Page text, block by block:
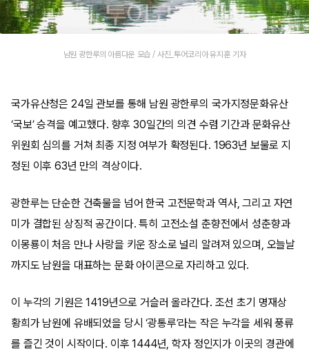
남원 광한루의 아름다운 모습 / 사진_투어코리아 유지훈 기자
국가유산청은 24일 관보를 통해 남원 광한루의 국가지정문화유산
‘국보’ 승격을 예고했다. 향후 30일간의 의견 수렴 기간과 문화유산
위원회 심의를 거쳐 최종 지정 여부가 확정된다. 1963년 보물로 지
정된 이후 63년 만의 격상이다.
광한루는 단순한 건축물을 넘어 한국 고전문학과 역사, 그리고 자연
미가 결합된 상징적 공간이다. 특히 고전소설 춘향전에서 성춘향과
이몽룡이 처음 만나 사랑을 키운 장소로 널리 알려져 있으며, 오늘날
까지도 남원을 대표하는 문화 아이콘으로 자리하고 있다.
이 누각의 기원은 1419년으로 거슬러 올라간다. 조선 초기 명재상
황희가 남원에 유배되었을 당시 ‘광통루’라는 작은 누각을 세워 풍류
를 즐긴 것이 시작이다. 이후 1444년, 학자 정인지가 이곳의 경관에